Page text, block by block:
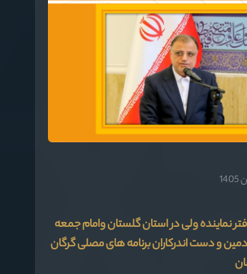
نماینده ولی در استان گلستان وامام جمعه
و دست اندرکاران برنامه های مصلی گرگان